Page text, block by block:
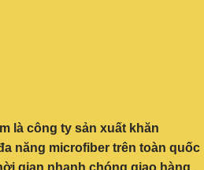
là công ty sản xuất khăn
năng microfiber trên toàn quốc